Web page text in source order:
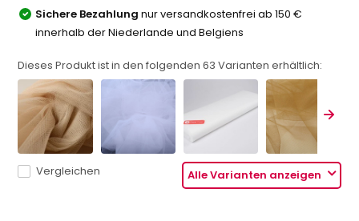
Sichere Bezahlung nur versandkostenfrei ab 150 €
innerhalb der Niederlande und Belgiens
Dieses Produkt ist in den folgenden63 Varianten erhältlich:
Alle Varianten anzeigen
Vergleichen